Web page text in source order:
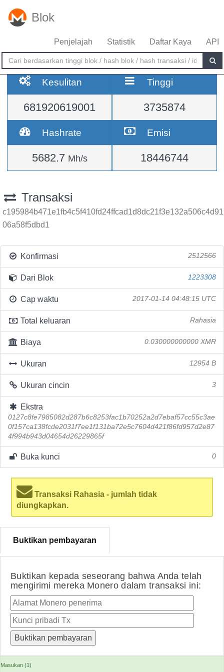
Blok
Penjelajah Statistik Daftar Kaya API
Kesulitan
681920619001
Tinggi
3735874
Hashrate
5682.7 Mh/s
Emisi
18446744
Transaksi
c195984b471e1fb4c5f410fd24ffcad1d8dc21f3e132a506c4d91
06a58f5dbd1
Konfirmasi 2512566
Dari Blok 1223308
Cap waktu 2017-01-14 04:48:15 UTC
Total keluaran Rahasia
Biaya 0.030000000000 XMR
Ukuran 12954 B
Ukuran cincin 3
Ekstra
0127c8fe7985082d287b6c8253fac1b70252a2d7ebaf57cc55c3ae
0f157ca138fcde2031f7ee1f131ba72e5c7604d421f86fd957d2e87
4f994b943d04654d26229865f
Buka kunci 0
Transaksi Rahasia - jumlah tidak
diungkapkan.
Buktikan pembayaran
Buktikan kepada seseorang bahwa Anda telah
mengirimi mereka Monero dalam transaksi ini:
Masukan (1)